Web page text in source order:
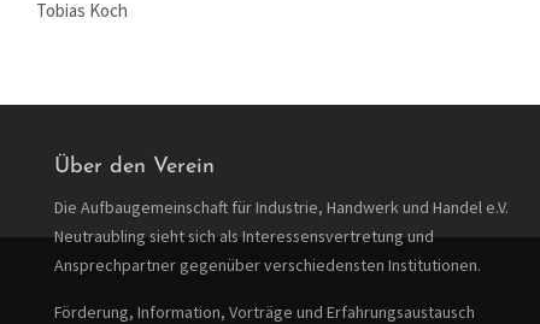
Tobias Koch
Über den Verein
Die Aufbaugemeinschaft für Industrie, Handwerk und Handel e.V.
Neutraubling sieht sich als Interessensvertretung und
Ansprechpartner gegenüber verschiedensten Institutionen.
Förderung, Information, Vorträge und Erfahrungsaustausch